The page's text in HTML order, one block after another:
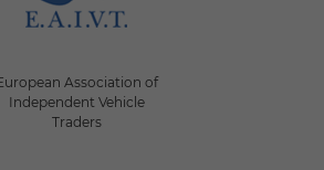
Association of
Independent Vehicle
Traders